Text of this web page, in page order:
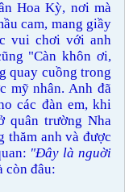
Hoa Kỳ, nơi mà
cam, mang giầy
vui chơi với anh
"Càn khôn ơi,
quay cuồng trong
mỹ nhân. Anh đã
các đàn em, khi
quân trường Nha
thăm anh và được
"Đây là nguời
còn đâu: